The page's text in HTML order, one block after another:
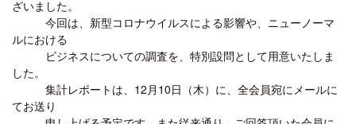
ざいました。
今回は、新型コロナウイルスによる影響や、ニューノーマ
ルにおける
ビジネスについての調査を、特別設問として用意いたしま
した。
集計レポートは、12月10日（木）に、全会員宛にメールに
てお送り